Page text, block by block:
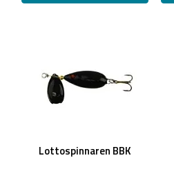
Lottospinnaren BBK